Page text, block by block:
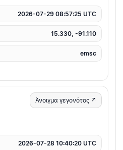
2026-07-29 08:57:25 UTC
15.330, -91.110
emsc
Άνοιγμα γεγονότος ↗
2026-07-28 10:40:20 UTC